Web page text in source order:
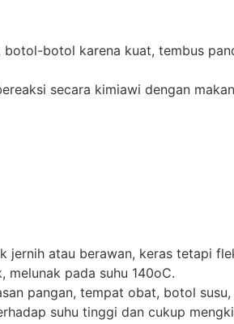
botol karena kuat, tembus
secara kimiawi dengan
atau berawan, keras tetapi
melunak pada suhu 140oC.
pangan, tempat obat, botol
suhu tinggi dan cukup